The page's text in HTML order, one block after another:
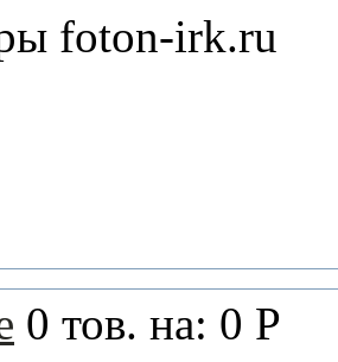
foton-irk.ru
0 тов. на: 0 Р